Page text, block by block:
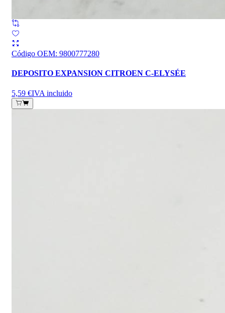
Código OEM: 9800777280
DEPOSITO EXPANSION CITROEN C-ELYSÉE
5,59 €IVA incluido